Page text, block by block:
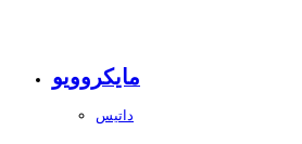
مایکروویو
داتیس